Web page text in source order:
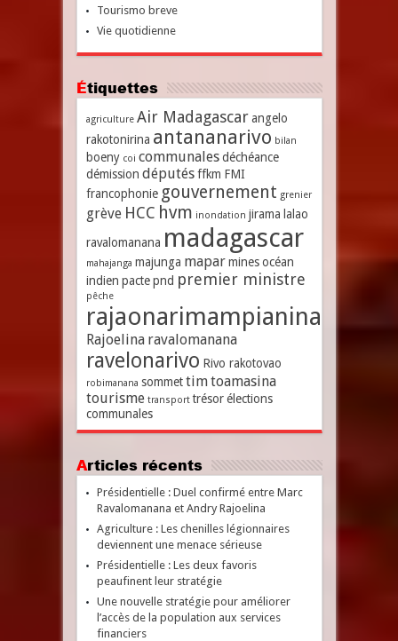
Tourismo breve
Vie quotidienne
Étiquettes
agriculture Air Madagascar angelo
rakotonirina antananarivo bilan
boeny coi communales déchéance
démission députés ffkm FMI
francophonie gouvernement grenier
grève HCC hvm inondation jirama lalao
ravalomanana madagascar
mahajanga majunga mapar mines océan
indien pacte pnd premier ministre
pêche
rajaonarimampianina
Rajoelina ravalomanana
ravelonarivo Rivo rakotovao
robimanana sommet timtoamasina
tourisme transport trésor élections
communales
Articles récents
Présidentielle : Duel confirmé entre Marc
Ravalomanana et Andry Rajoelina
Agriculture : Les chenilles légionnaires
deviennent une menace sérieuse
Présidentielle : Les deux favoris
peaufinent leur stratégie
Une nouvelle stratégie pour améliorer
l’accès de la population aux services
financiers